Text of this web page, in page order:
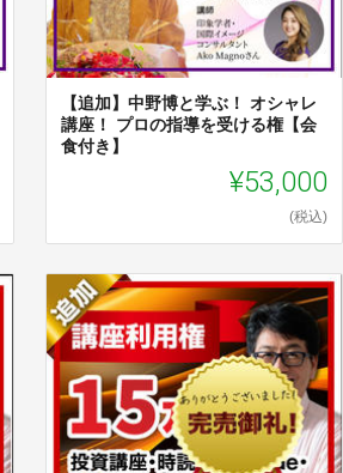
【追加】中野博と学ぶ！ オシャレ
講座！ プロの指導を受ける権【会
食付き】
¥53,000
(税込)